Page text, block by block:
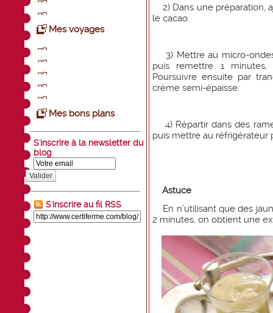
Mes voyages
Mes bons plans
S'inscrire à la newsletter du
blog
Valider
S'inscrire au fil RSS
2) Dans une préparation,
le cacao.
3) Mettre au micro-
puis remettre 1
Poursuivre ensuite par
crème semi-épaisse.
4) Répartir dans des
puis mettre au réfrigérateur
Astuce
En n’utilisant que des
2 minutes, on obtient une